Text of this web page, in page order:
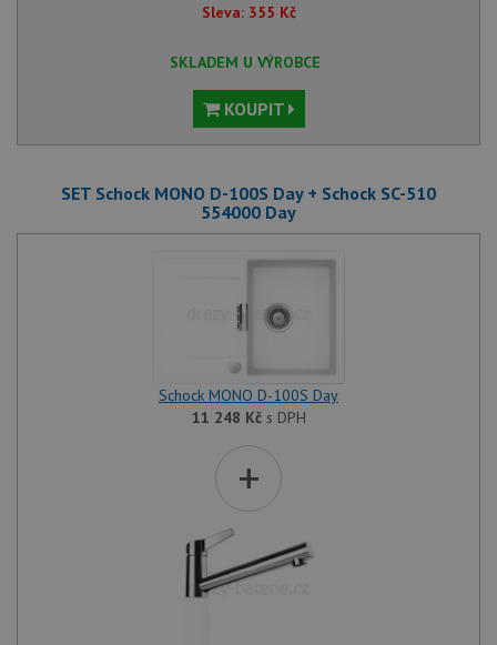
Sleva: 355 Kč
SKLADEM U VÝROBCE
KOUPIT
SET Schock MONO D-100S Day + Schock SC-510
554000 Day
Schock MONO D-100S Day
11 248 Kčs DPH
+